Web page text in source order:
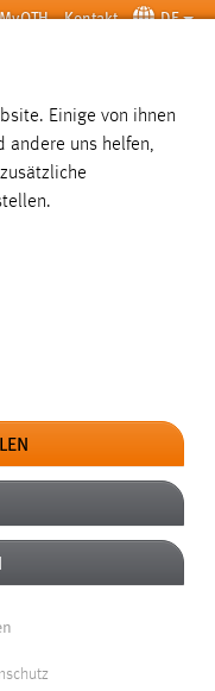
MyOTH Kontakt DE
SUCHE
Einige von ihnen
andere uns helfen,